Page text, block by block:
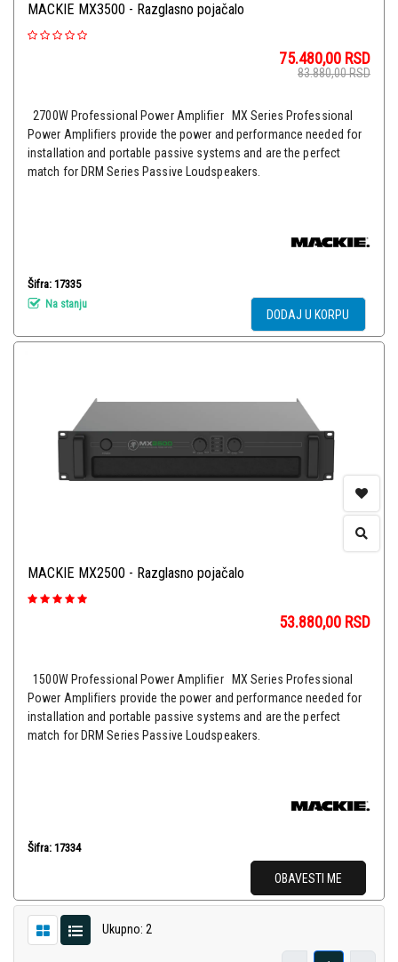
MACKIE MX3500 - Razglasno pojačalo
75.480,00 RSD
83.880,00RSD
2700W Professional Power Amplifier MX Series Professional
Power Amplifiers provide the power and performance needed for
installation and portable passive systems and are the perfect
match for DRM Series Passive Loudspeakers.
Šifra: 17335
Na stanju
DODAJ U KORPU
MACKIE MX2500 - Razglasno pojačalo
53.880,00 RSD
1500W Professional Power Amplifier MX Series Professional
Power Amplifiers provide the power and performance needed for
installation and portable passive systems and are the perfect
match for DRM Series Passive Loudspeakers.
Šifra: 17334
OBAVESTI ME
Ukupno: 2